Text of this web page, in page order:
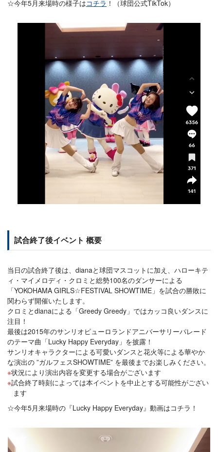
☆今年5月来場時の様子はコチラ ！（球団公式TikTok）
試合終了後イベント 概要
当日の試合終了後は、dianaと球団マスコットに加え、ハローキテ
ィ・マイメロディ・クロミと総勢100名のダンサーによる
「YOKOHAMA GIRLS☆FESTIVAL SHOWTIME」を試合の勝敗に
関わらず開催いたします。
クロミとdianaによる「Greedy Greedy」ではカッコ良いダンスに
注目！
最後は2015年のサンリオピューロランドアニバーサリーパレード
のテーマ曲「Lucky Happy Everyday」を披露！
サンリオキャラクターによる可愛いダンスと花火等による華やか
な演出の ”ガルフェスSHOWTIME” を最後までお楽しみください。
状況により演出内容を変更する場合がございます
試合終了時刻によっては本イベントを中止とする可能性がござい
ます
☆今年5月来場時の『Lucky Happy Everyday』動画はコチラ！